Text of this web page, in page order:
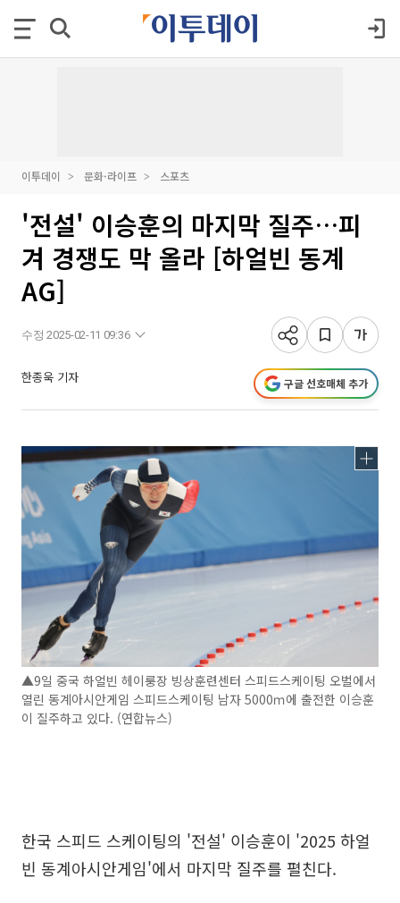
이투데이 문화·라이프 스포츠
'전설' 이승훈의 마지막 질주…피
겨 경쟁도 막 올라 [하얼빈 동계
AG]
수정 2025-02-11 09:36
한종욱 기자 구글 선호매체 추가
▲9일 중국 하얼빈 헤이룽장 빙상훈련센터 스피드스케이팅 오벌에서
열린 동계아시안게임 스피드스케이팅 남자 5000ｍ에 출전한 이승훈
이 질주하고 있다. (연합뉴스)
한국 스피드 스케이팅의 '전설' 이승훈이 '2025 하얼
빈 동계아시안게임'에서 마지막 질주를 펼친다.